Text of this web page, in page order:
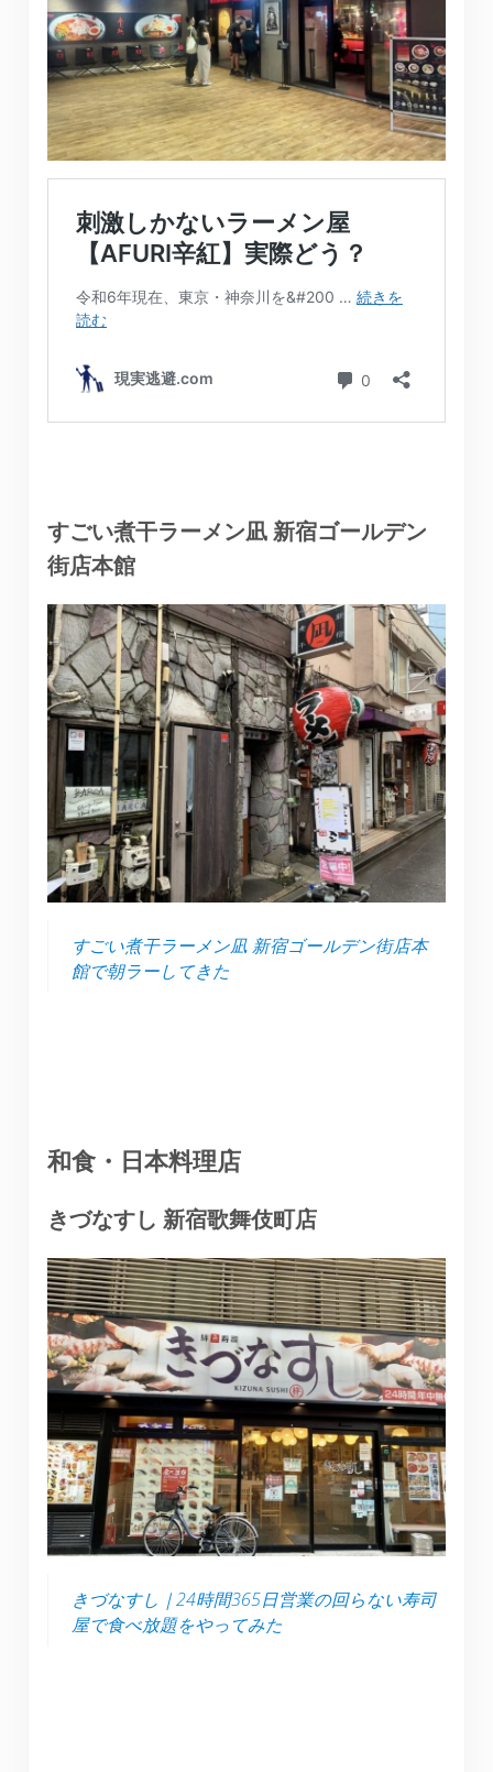
すごい煮干ラーメン凪 新宿ゴールデン
街店本館
すごい煮干ラーメン凪 新宿ゴールデン街店本
館で朝ラーしてきた
和食・日本料理店
きづなすし 新宿歌舞伎町店
きづなすし｜24時間365日営業の回らない寿司
屋で食べ放題をやってみた